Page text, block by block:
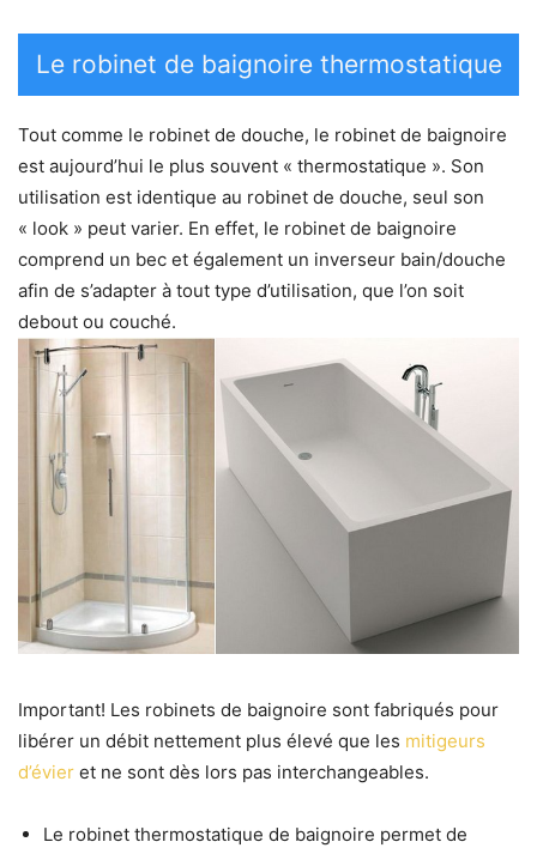
Le robinet de baignoire thermostatique
Tout comme le robinet de douche, le robinet de baignoire
est aujourd’hui le plus souvent « thermostatique ». Son
utilisation est identique au robinet de douche, seul son
« look » peut varier. En effet, le robinet de baignoire
comprend un bec et également un inverseur bain/douche
afin de s’adapter à tout type d’utilisation, que l’on soit
debout ou couché.
Important! Les robinets de baignoire sont fabriqués pour
libérer un débit nettement plus élevé que les mitigeurs
d’évier et ne sont dès lors pas interchangeables.
Le robinet thermostatique de baignoire permet de